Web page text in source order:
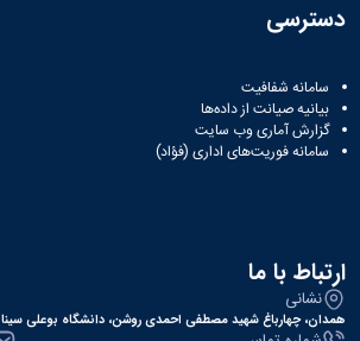
فرهنگی
پلیس
نشریات
علمی
معتبر
دسترسی
سامانه شفافیت
بیانیه صیانت از داده‌ها
گزارش آماری وب‌ سایت
سامانه فوریت‌های اداری (فؤاد)
ارتباط با ما
نشانی
همدان، چهارباغ شهید مصطفی احمدی روشن، دانشگاه بوعلی سینا